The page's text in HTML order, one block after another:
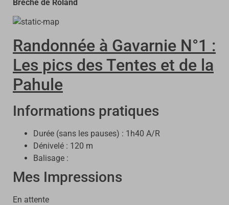
Brèche de Roland
Randonnée à Gavarnie N°1 :
Les pics des Tentes et de la
Pahule
Informations pratiques
Durée (sans les pauses) : 1h40 A/R
Dénivelé : 120 m
Balisage :
Mes Impressions
En attente